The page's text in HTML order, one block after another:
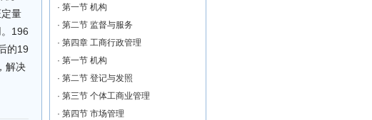
量
196
的19
解决
· 第一节 机构
· 第二节 监督与服务
· 第四章 工商行政管理
· 第一节 机构
· 第二节 登记与发照
· 第三节 个体工商业管理
· 第四节 市场管理